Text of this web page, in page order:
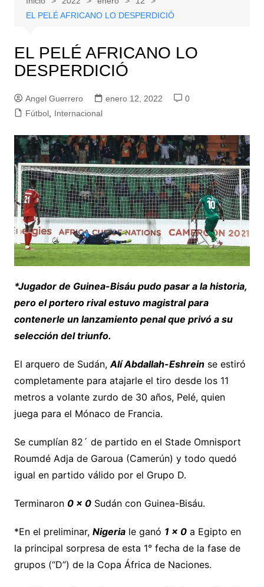
EL PELÉ AFRICANO LO DESPERDICIÓ
EL PELÉ AFRICANO LO
DESPERDICIÓ
Angel Guerrero enero 12, 2022
0
Fútbol, Internacional
*Jugador de Guinea-Bisáu pudo pasar a la historia,
pero el portero rival estuvo magistral para
contenerle un lanzamiento penal que privó a su
selección del triunfo.
El arquero de Sudán,Alí Abdallah-Eshreinse estiró
completamente para atajarle el tiro desde los 11
metros a volante zurdo de 30 años, Pelé, quien
juega para el Mónaco de Francia.
Se cumplían 82´ de partido en el Stade Omnisport
Roumdé Adja de Garoua (Camerún) y todo quedó
igual en partido válido por el Grupo D.
Terminaron 0 x 0 Sudán con Guinea-Bisáu.
*En el preliminar, Nigeriale ganó 1 x 0 a Egipto en
la principal sorpresa de esta 1° fecha de la fase de
grupos (“D”) de la Copa África de Naciones.